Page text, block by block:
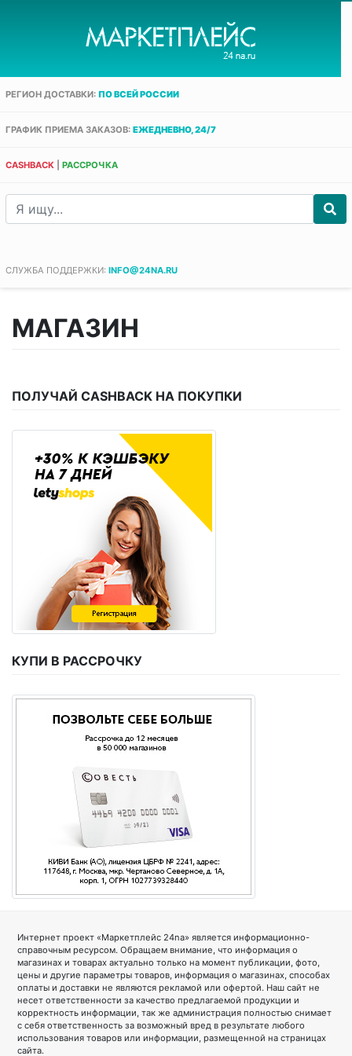
РЕГИОН ДОСТАВКИ: ПО ВСЕЙ РОССИИ
ГРАФИК ПРИЕМА ЗАКАЗОВ: ЕЖЕДНЕВНО, 24/7
CASHBACK РАССРОЧКА
СЛУЖБА ПОДДЕРЖКИ: INFO@24NA.RU
МАГАЗИН
ПОЛУЧАЙ CASHBACK НА ПОКУПКИ
КУПИ В РАССРОЧКУ
Интернет проект «Маркетплейс 24na» является информационно-
справочным ресурсом. Обращаем внимание, что информация о
магазинах и товарах актуально только на момент публикации, фото,
цены и другие параметры товаров, информация о магазинах, способах
оплаты и доставки не являются рекламой или офертой. Наш сайт не
несет ответственности за качество предлагаемой продукции и
корректность информации, так же администрация полностью снимает
с себя ответственность за возможный вред в результате любого
использования товаров или информации, размещенной на страницах
сайта.